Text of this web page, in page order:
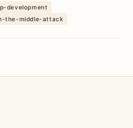
development
the-middle-attack